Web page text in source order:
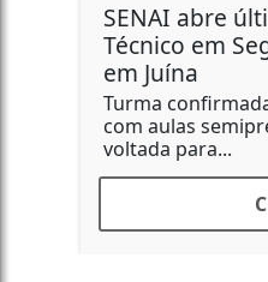
vagas para curso
do Trabalho
em 10 de agosto,
e formação